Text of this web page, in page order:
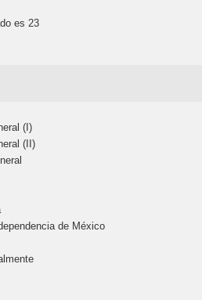
es 23
(I)
(II)
de México